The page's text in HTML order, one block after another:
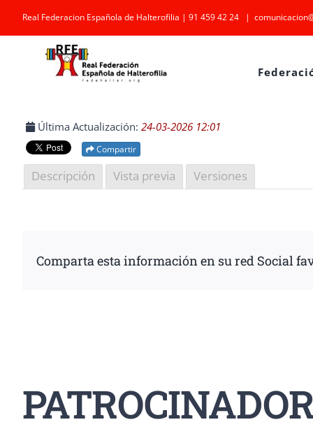
Saltar
al
contenido
Real Federacion Española de Halterofilia | 91 459 42 24 |
Última Actualización: 24-03-2026 12:01
Compartir
Descripción Vista previa Versiones
Comparta esta información en su red Social